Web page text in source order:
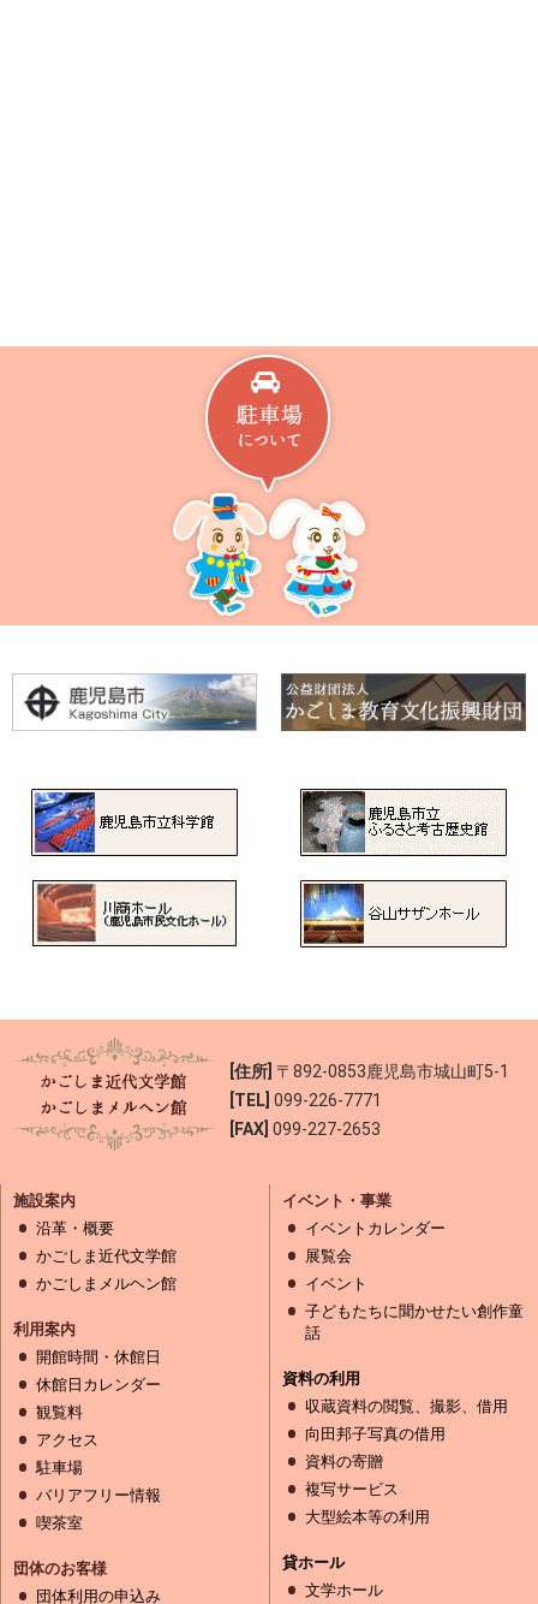
[住所] 〒892-0853鹿児島市城山町5-1
[TEL] 099-226-7771
[FAX] 099-227-2653
施設案内
沿革・概要
かごしま近代文学館
かごしまメルヘン館
利用案内
開館時間・休館日
休館日カレンダー
観覧料
アクセス
駐車場
バリアフリー情報
喫茶室
団体のお客様
団体利用の申込み
イベント・事業
イベントカレンダー
展覧会
イベント
子どもたちに聞かせたい創作童
話
資料の利用
収蔵資料の閲覧、撮影、借用
向田邦子写真の借用
資料の寄贈
複写サービス
大型絵本等の利用
貸ホール
文学ホール